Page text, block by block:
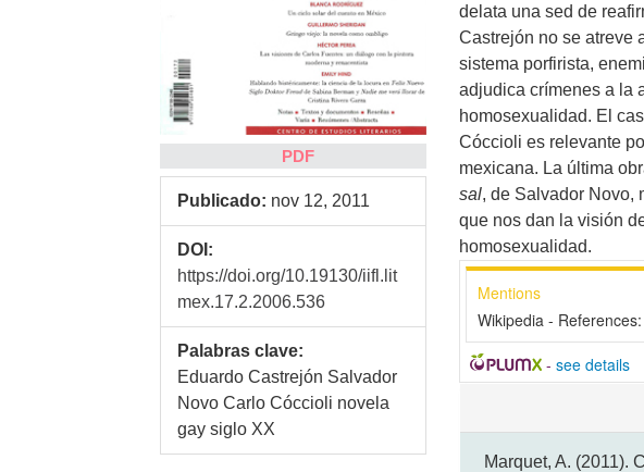
PDF
Publicado: nov 12, 2011
DOI:
https://doi.org/10.19130/iifl.lit
mex.17.2.2006.536
Palabras clave:
Eduardo Castrejón Salvador
Novo Carlo Cóccioli novela
gay siglo XX
delata una sed de
Castrejón no se atreve
sistema porfirista,
adjudica crímenes a la
homosexualidad. El
Cóccioli es relevante
mexicana. La última
sal, de Salvador Novo,
que nos dan la visión
homosexualidad.
Mentions
Wikipedia - References:
- see details
artículo
Marquet, A. (2011).